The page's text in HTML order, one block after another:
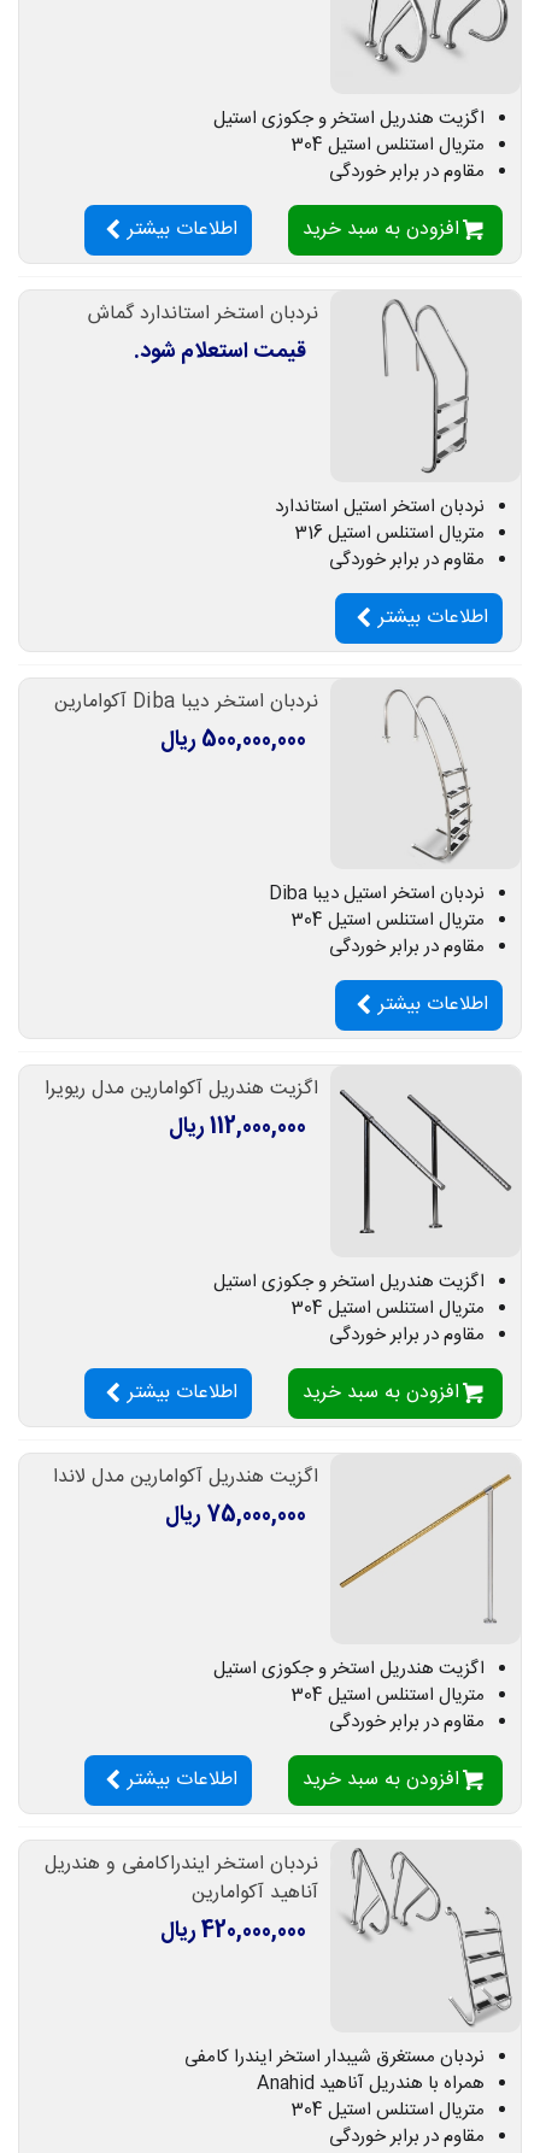
اگزیت هندریل استخر و جکوزی استیل
متریال استنلس استیل 304
مقاوم در برابر خوردگی
افزودن به سبد خرید اطلاعات بیشتر
نردبان استخر استاندارد گماش
قیمت استعلام شود.
نردبان استخر استیل استاندارد
متریال استنلس استیل 316
مقاوم در برابر خوردگی
اطلاعات بیشتر
نردبان استخر دیبا Diba آکوامارین
500,000,000 ریال
نردبان استخر استیل دیبا Diba
متریال استنلس استیل 304
مقاوم در برابر خوردگی
اطلاعات بیشتر
اگزیت هندریل آکوامارین مدل ریویرا
112,000,000 ریال
اگزیت هندریل استخر و جکوزی استیل
متریال استنلس استیل 304
مقاوم در برابر خوردگی
افزودن به سبد خرید اطلاعات بیشتر
اگزیت هندریل آکوامارین مدل لاندا
75,000,000 ریال
اگزیت هندریل استخر و جکوزی استیل
متریال استنلس استیل 304
مقاوم در برابر خوردگی
افزودن به سبد خرید اطلاعات بیشتر
نردبان استخر ایندراکامفی و هندریل
آناهید آکوامارین
420,000,000 ریال
نردبان مستغرق شیبدار استخر ایندرا کامفی
همراه با هندریل آناهید Anahid
متریال استنلس استیل 304
مقاوم در برابر خوردگی